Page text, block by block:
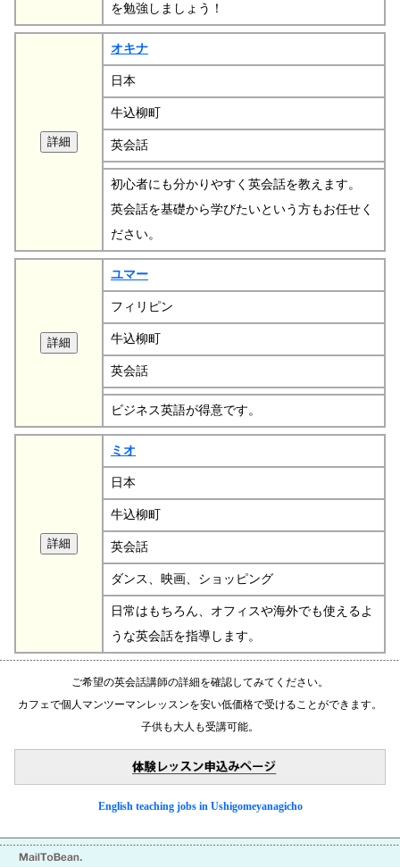
を勉強しましょう！
オキナ
日本
牛込柳町
英会話
初心者にも分かりやすく英会話を教えます。
英会話を基礎から学びたいという方もお任せく
ださい。
ユマー
フィリピン
牛込柳町
英会話
ビジネス英語が得意です。
ミオ
日本
牛込柳町
英会話
ダンス、映画、ショッピング
日常はもちろん、オフィスや海外でも使えるよ
うな英会話を指導します。
ご希望の英会話講師の詳細を確認してみてください。
カフェで個人マンツーマンレッスンを安い低価格で受けることができます。
子供も大人も受講可能。
English teaching jobs in Ushigomeyanagicho